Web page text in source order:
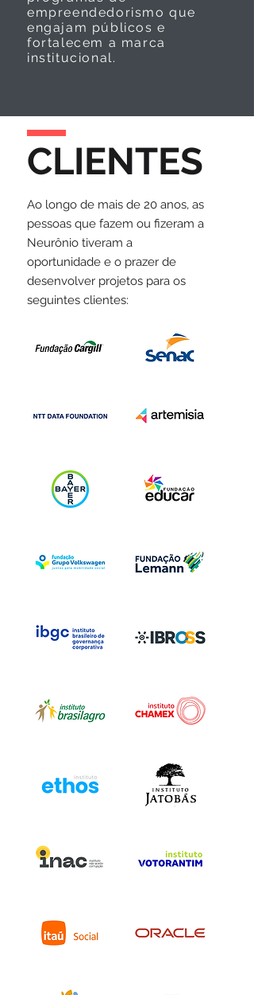
empreendedorismo que
engajam públicos e
fortalecem a marca
institucional.
CLIENTES
Ao longo de mais de 20 anos, as
pessoas que fazem ou fizeram a
Neurônio tiveram a
oportunidade e o prazer de
desenvolver projetos para os
seguintes clientes: